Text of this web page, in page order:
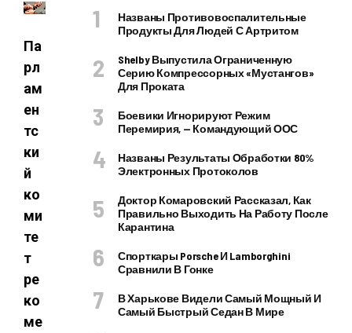
Па
рл
ам
ен
тс
ки
й
ко
ми
те
т
ре
ко
ме
Названы Противовоспалительные
Продукты Для Людей С Артритом
Shelby Выпустила Ограниченную
Серию Компрессорных «Мустангов»
Для Проката
Боевики Игнорируют Режим
Перемирия, — Командующий ООС
Названы Результаты Обработки 80%
Электронных Протоколов
Доктор Комаровский Рассказал, Как
Правильно Выходить На Работу После
Карантина
Спорткары Porsche И Lamborghini
Сравнили В Гонке
В Харькове Видели Самый Мощный И
Самый Быстрый Седан В Мире